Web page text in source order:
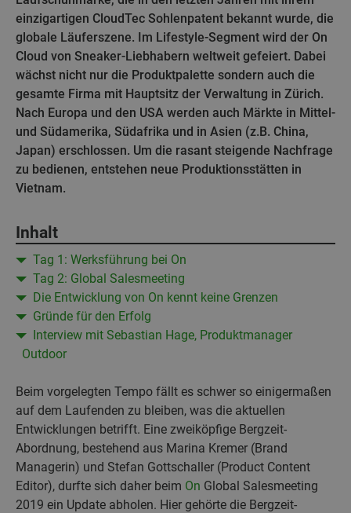
einzigartigen CloudTec Sohlenpatent bekannt wurde, die
globale Läuferszene. Im Lifestyle-Segment wird der On
Cloud von Sneaker-Liebhabern weltweit gefeiert. Dabei
wächst nicht nur die Produktpalette sondern auch die
gesamte Firma mit Hauptsitz der Verwaltung in Zürich.
Nach Europa und den USA werden auch Märkte in Mittel-
und Südamerika, Südafrika und in Asien (z.B. China,
Japan) erschlossen. Um die rasant steigende Nachfrage
zu bedienen, entstehen neue Produktionsstätten in
Vietnam.
Inhalt
Tag 1: Werksführung bei On
Tag 2: Global Salesmeeting
Die Entwicklung von On kennt keine Grenzen
Gründe für den Erfolg
Interview mit Sebastian Hage, Produktmanager
Outdoor
Beim vorgelegten Tempo fällt es schwer so einigermaßen
auf dem Laufenden zu bleiben, was die aktuellen
Entwicklungen betrifft. Eine zweiköpfige Bergzeit-
Abordnung, bestehend aus Marina Kremer (Brand
Managerin) und Stefan Gottschaller (Product Content
Editor), durfte sich daher beim On Global Salesmeeting
2019 ein Update abholen. Hier gehörte die Bergzeit-